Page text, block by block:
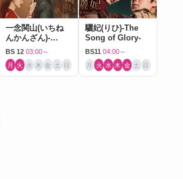
一念関山(いちね
んかんざん)-
Journey to Love-
BS 12 03:00～
月 火 水 木 金 土 日
驪妃(りひ)-The
Song of Glory-
BS11 04:00～
月 火 水 木 金 土 日